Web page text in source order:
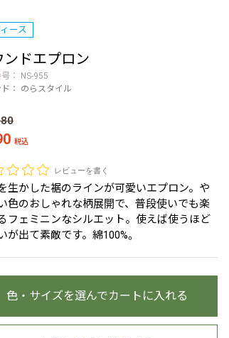
ース
ンドエプロン
号
NS-955
：
のらスタイル
税込
レビューを書く
生かした裾のラインが可愛いエプロン。や
色のおしゃれな柄展開で、普段使いでも楽
フェミニンなシルエット。使えば使うほど
が出て素敵です。綿100%。
色・サイズを選んでカートに入れる